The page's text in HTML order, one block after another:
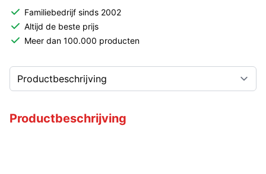
Familiebedrijf sinds 2002
Altijd de beste prijs
Meer dan 100.000 producten
Productbeschrijving